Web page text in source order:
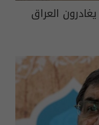
العراق